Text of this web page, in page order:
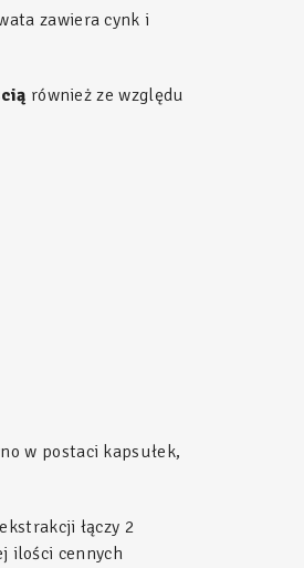
zawiera cynk i
również ze względu
w postaci kapsułek,
łączy 2
ilości cennych